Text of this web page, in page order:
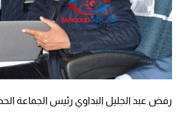
رفض عبد الجليل البداوي رئيس الجماعة